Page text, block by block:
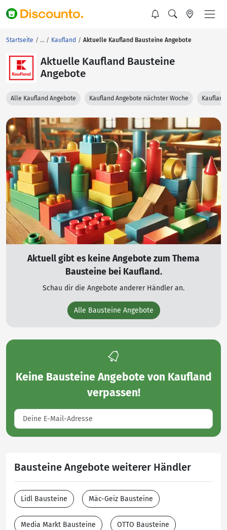
Startseite Kaufland Aktuelle Kaufland Bausteine Angebote
Aktuelle Kaufland Bausteine
Angebote
Alle Kaufland Angebote Kaufland Angebote nächster Woche
Aktuell gibt es keine Angebote zum Thema
Bausteine bei Kaufland.
Schau dir die Angebote anderer Händler an.
Alle Bausteine Angebote
Keine Bausteine Angebote von Kaufland
verpassen!
Bausteine Angebote weiterer Händler
Lidl Bausteine Mäc-Geiz Bausteine
Media Markt Bausteine OTTO Bausteine